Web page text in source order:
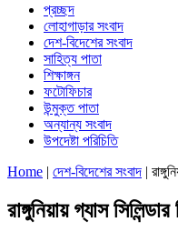
প্রচ্ছদ
লোহাগাড়ার সংবাদ
দেশ-বিদেশের সংবাদ
সাহিত্য পাতা
শিক্ষাঙ্গন
ফটোফিচার
উন্মুক্ত পাতা
অন্যান্য সংবাদ
উপদেষ্টা পরিচিতি
Home | দেশ-বিদেশের সংবাদ |
রাঙ্গুনিয়ায় গ্যাস